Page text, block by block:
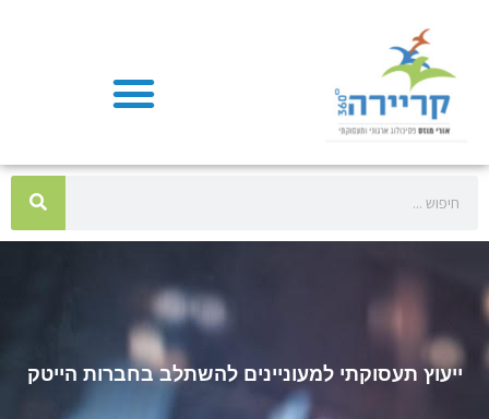
ייעוץ תעסוקתי למעוניינים להשתלב בחברות הייטק